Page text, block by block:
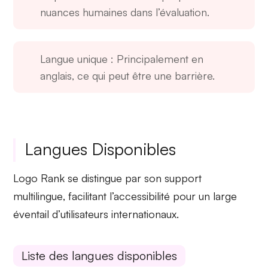
nuances humaines dans l’évaluation.
Langue unique : Principalement en
anglais, ce qui peut être une barrière.
Langues Disponibles
Logo Rank se distingue par son support
multilingue, facilitant l’accessibilité pour un large
éventail d’utilisateurs internationaux.
Liste des langues disponibles